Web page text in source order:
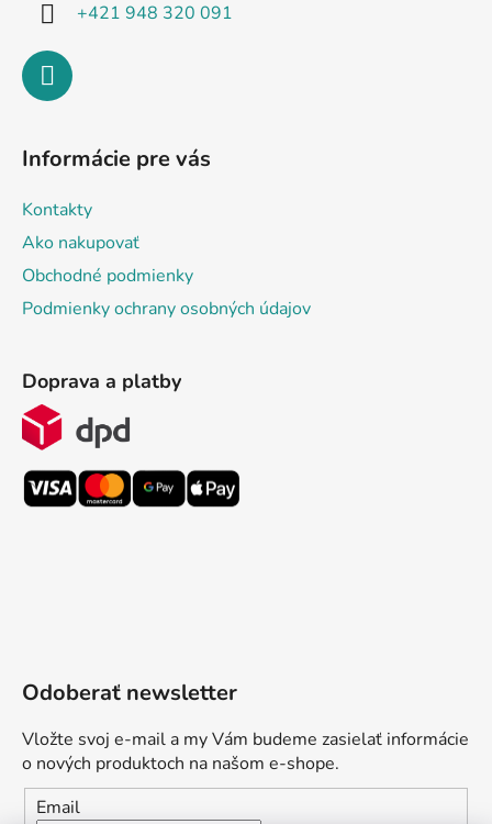
+421 948 320 091
Informácie pre vás
Kontakty
Ako nakupovať
Obchodné podmienky
Podmienky ochrany osobných údajov
Doprava a platby
Odoberať newsletter
Vložte svoj e-mail a my Vám budeme zasielať informácie
o nových produktoch na našom e-shope.
Email